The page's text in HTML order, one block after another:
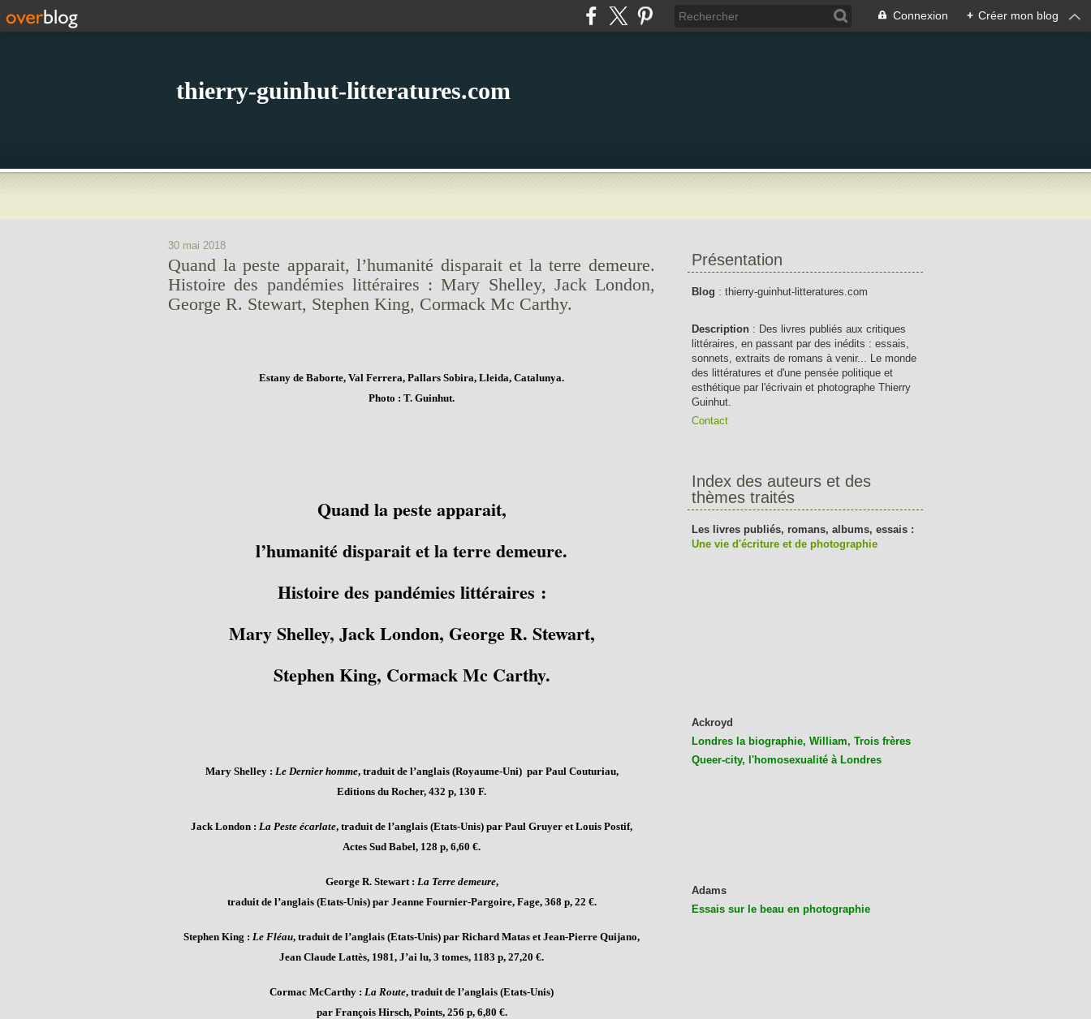
Connexion + Créer mon blog
thierry-guinhut-litteratures.com
30 mai 2018
Quand la peste apparait, l’humanité disparait et la terre demeure.
Histoire des pandémies littéraires : Mary Shelley, Jack London,
George R. Stewart, Stephen King, Cormack Mc Carthy.
Estany de Baborte, Val Ferrera, Pallars Sobira, Lleida, Catalunya.
Photo : T. Guinhut.
Quand la peste apparait,
l’humanité disparait et la terre demeure.
Histoire des pandémies littéraires :
Mary Shelley, Jack London, George R. Stewart,
Stephen King, Cormack Mc Carthy.
Mary Shelley : Le Dernier homme, traduit de l’anglais (Royaume-Uni) par Paul Couturiau,
Editions du Rocher, 432 p, 130 F.
Jack London : La Peste écarlate, traduit de l’anglais (Etats-Unis) par Paul Gruyer et Louis Postif,
Actes Sud Babel, 128 p, 6,60 €.
George R. Stewart : La Terre demeure,
traduit de l’anglais (Etats-Unis) par Jeanne Fournier-Pargoire, Fage, 368 p, 22 €.
Stephen King : Le Fléau, traduit de l’anglais (Etats-Unis) par Richard Matas et Jean-Pierre Quijano,
Jean Claude Lattès, 1981, J’ai lu, 3 tomes, 1183 p, 27,20 €.
Cormac McCarthy : La Route, traduit de l’anglais (Etats-Unis)
par François Hirsch,Points, 256 p, 6,80 €.
Présentation
Blog : thierry-guinhut-litteratures.com
Description : Des livres publiés aux critiques
littéraires, en passant par des inédits : essais,
sonnets, extraits de romans à venir... Le monde
des littératures et d'une pensée politique et
esthétique par l'écrivain et photographe Thierry
Guinhut.
Contact
Index des auteurs et des
thèmes traités
Les livres publiés, romans, albums, essais :
Une vie d'écriture et de photographie
Ackroyd
Londres la biographie, William, Trois frères
Queer-city, l'homosexualité à Londres
Adams
Essais sur le beau en photographie